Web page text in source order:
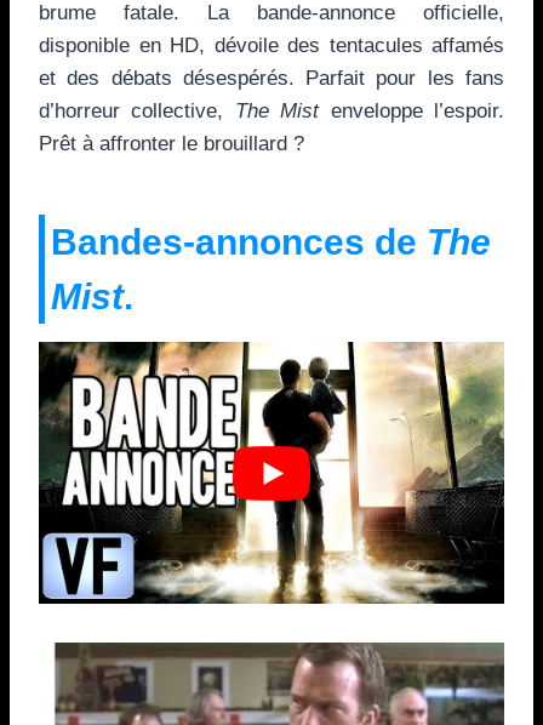
brume fatale. La bande-annonce officielle,
disponible en HD, dévoile des tentacules affamés
et des débats désespérés. Parfait pour les fans
d’horreur collective, The Mistenveloppe l’espoir.
Prêt à affronter le brouillard ?
Bandes-annonces de The
Mist.